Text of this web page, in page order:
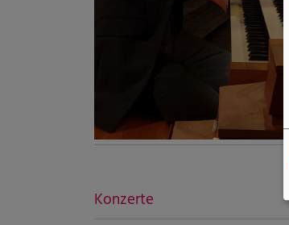
Konzerte